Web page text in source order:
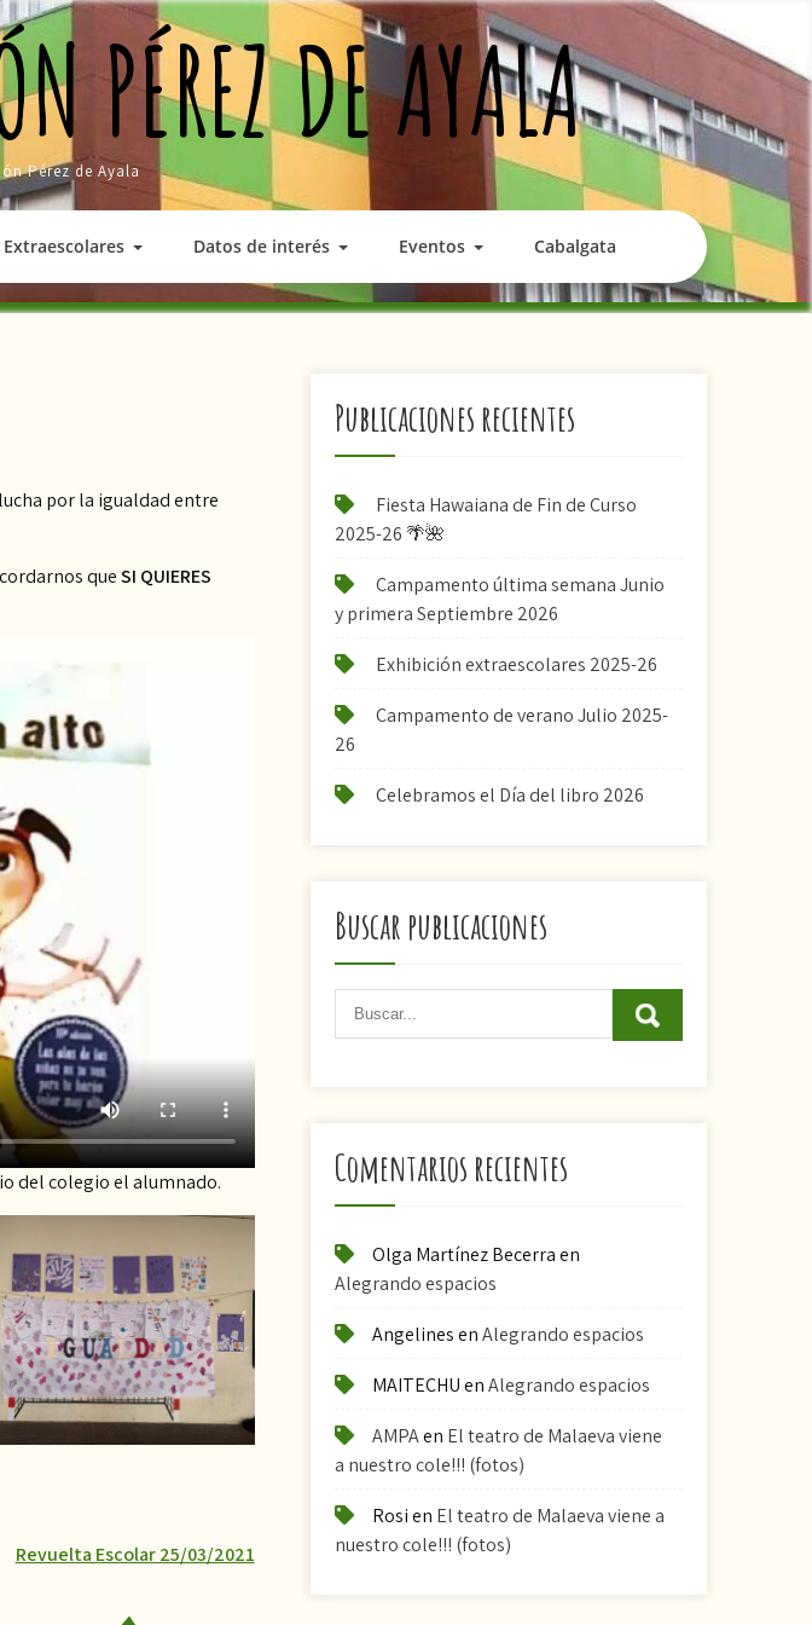
PÉREZ DE AYALA
Pérez de Ayala
Extraescolares Datos de interés Eventos Cabalgata
por la igualdad entre
queSI QUIERES
del colegio el alumnado.
Revuelta Escolar 25/03/2021
Publicaciones recientes
Fiesta Hawaiana de Fin de Curso
2025-26 🌴🌺
Campamento última semana Junio
y primera Septiembre 2026
Exhibición extraescolares 2025-26
Campamento de verano Julio 2025-
26
Celebramos el Día del libro 2026
Buscar publicaciones
Comentarios recientes
Olga Martínez Becerraen
Alegrando espacios
AngelinesenAlegrando espacios
MAITECHUenAlegrando espacios
AMPAen El teatro de Malaeva viene
a nuestro cole!!! (fotos)
Rosien El teatro de Malaeva viene a
nuestro cole!!! (fotos)